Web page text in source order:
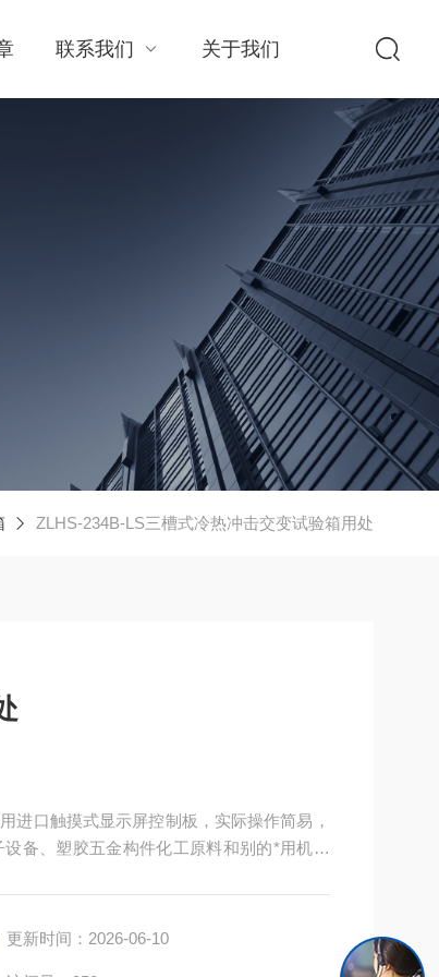
联系我们 关于我们
ZLHS-234B-LS三槽式冷热冲击交变试验箱用处
进口触摸式显示屏控制板，实际操作简易，
备、塑胶五金构件化工原料和别的*用机器
更新时间：2026-06-10